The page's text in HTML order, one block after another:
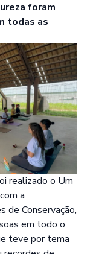
foram
todas as
realizado o Um
a
de Conservação,
em todo o
teve por tema